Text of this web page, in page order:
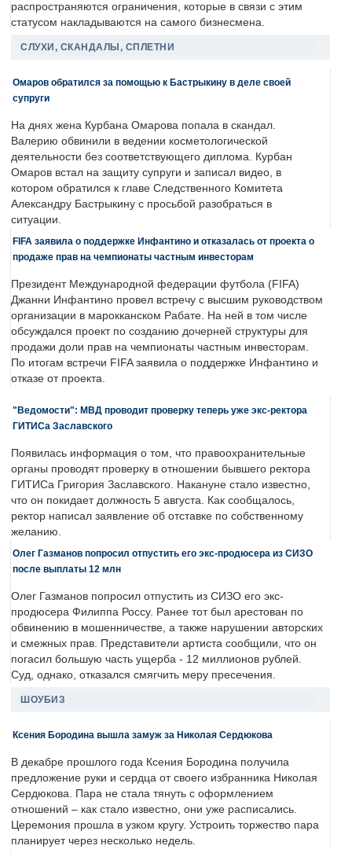
распространяются ограничения, которые в связи с этим
статусом накладываются на самого бизнесмена.
СЛУХИ, СКАНДАЛЫ, СПЛЕТНИ
Омаров обратился за помощью к Бастрыкину в деле своей
супруги
На днях жена Курбана Омарова попала в скандал.
Валерию обвинили в ведении косметологической
деятельности без соответствующего диплома. Курбан
Омаров встал на защиту супруги и записал видео, в
котором обратился к главе Следственного Комитета
Александру Бастрыкину с просьбой разобраться в
ситуации.
FIFA заявила о поддержке Инфантино и отказалась от проекта о
продаже прав на чемпионаты частным инвесторам
Президент Международной федерации футбола (FIFA)
Джанни Инфантино провел встречу с высшим руководством
организации в марокканском Рабате. На ней в том числе
обсуждался проект по созданию дочерней структуры для
продажи доли прав на чемпионаты частным инвесторам.
По итогам встречи FIFA заявила о поддержке Инфантино и
отказе от проекта.
"Ведомости": МВД проводит проверку теперь уже экс-ректора
ГИТИСа Заславского
Появилась информация о том, что правоохранительные
органы проводят проверку в отношении бывшего ректора
ГИТИСа Григория Заславского. Накануне стало известно,
что он покидает должность 5 августа. Как сообщалось,
ректор написал заявление об отставке по собственному
желанию.
Олег Газманов попросил отпустить его экс-продюсера из СИЗО
после выплаты 12 млн
Олег Газманов попросил отпустить из СИЗО его экс-
продюсера Филиппа Россу. Ранее тот был арестован по
обвинению в мошенничестве, а также нарушении авторских
и смежных прав. Представители артиста сообщили, что он
погасил большую часть ущерба - 12 миллионов рублей.
Суд, однако, отказался смягчить меру пресечения.
ШОУБИЗ
Ксения Бородина вышла замуж за Николая Сердюкова
В декабре прошлого года Ксения Бородина получила
предложение руки и сердца от своего избранника Николая
Сердюкова. Пара не стала тянуть с оформлением
отношений – как стало известно, они уже расписались.
Церемония прошла в узком кругу. Устроить торжество пара
планирует через несколько недель.